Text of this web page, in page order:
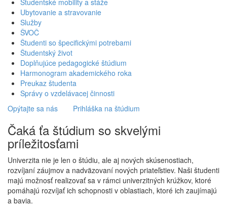
Ubytovanie a stravovanie
Služby
ŠVOČ
Študenti so špecifickými potrebami
Študentský život
Doplňujúce pedagogické štúdium
Harmonogram akademického roka
Preukaz študenta
Správy o vzdelávacej činnosti
Opýtajte sa nás
Prihláška na štúdium
Čaká ťa štúdium so skvelými
príležitosťami
Univerzita nie je len o štúdiu, ale aj nových skúsenostiach,
rozvíjaní záujmov a nadväzovaní nových priateľstiev. Naši študenti
majú možnosť realizovať sa v rámci univerzitných krúžkov, ktoré
pomáhajú rozvíjať ich schopnosti v oblastiach, ktoré ich zaujímajú
a bavia.